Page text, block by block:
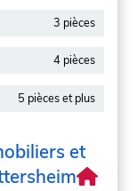
3 pièces
4 pièces
5 pièces et plus
et